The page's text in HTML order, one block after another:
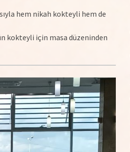
hem nikah kokteyli hem de
kokteyli için masa düzeninden